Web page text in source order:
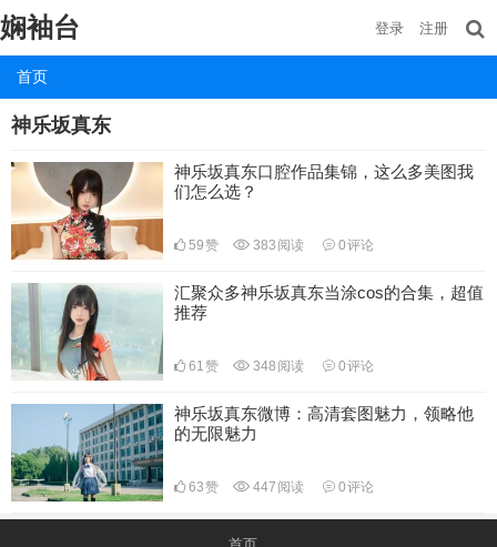
娴袖台
首页
登录 注册
神乐坂真东
神乐坂真东口腔作品集锦，这么多美图我
们怎么选？
59赞 383 阅读 0评论
汇聚众多神乐坂真东当涂cos的合集，超值
推荐
61赞 348 阅读 0评论
神乐坂真东微博：高清套图魅力，领略他
的无限魅力
63赞 447 阅读 0评论